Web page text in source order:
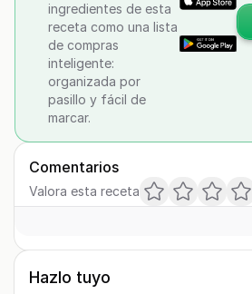
ingredientes de esta
receta como una lista
de compras
inteligente:
organizada por
pasillo y fácil de
marcar.
Comentarios
Valora esta receta
Hazlo tuyo